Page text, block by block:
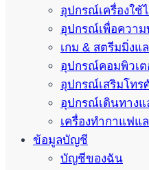
อุปกรณ์เครื่องใช้
อุปกรณ์เพื่อความ
เกม & สตรีมมิ่งแ
อุปกรณ์คอมพิวเต
อุปกรณ์เสริมโทร
อุปกรณ์เดินทางแ
เครื่องทำกาแฟแ
ข้อมูลบัญชี
บัญชีของฉัน